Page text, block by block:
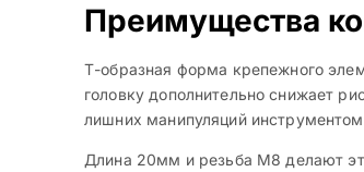
Преимущества
Т-образная форма крепежного
головку дополнительно снижает
лишних манипуляций
Длина 20мм и резьба М8 делают